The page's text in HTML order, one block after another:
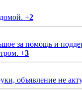
+2
за помощь и
+3
объявление не